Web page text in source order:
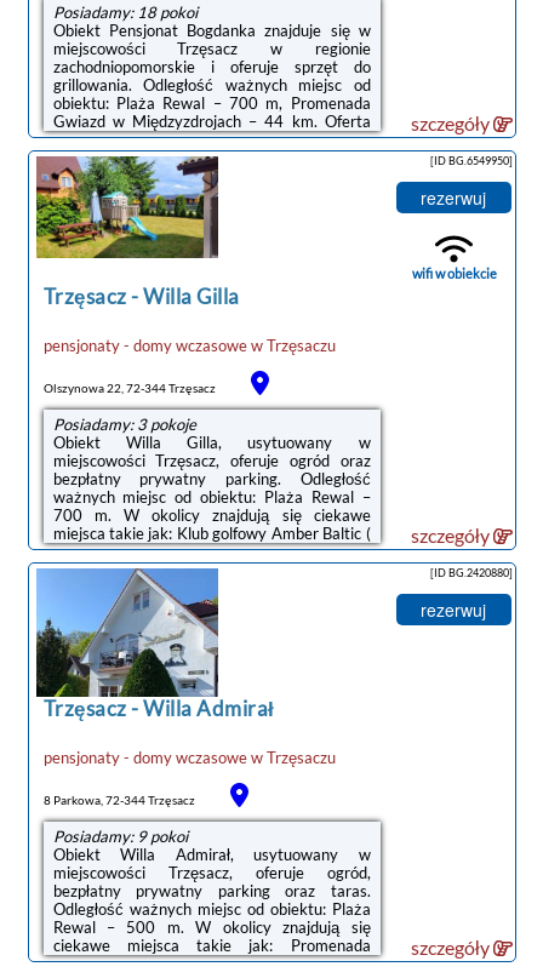
Posiadamy: 18 pokoi
Obiekt Pensjonat Bogdanka znajduje się w
miejscowości Trzęsacz w regionie
zachodniopomorskie i oferuje sprzęt do
grillowania. Odległość ważnych miejsc od
obiektu: Plaża Rewal – 700 m, Promenada
Gwiazd w Międzyzdrojach – 44 km. Oferta
obiektu obejmuje wspólną kuchnię oraz plac
zabaw. Na miejscu dostępny jest taras
słoneczny oraz bezpłatny prywatny parking.
Goście mogą też korzystać z bezpłatnego
WiFi.W każdym pokoju w obiekcie
zapewniono szafę, telewizor z płaskim
ekranem i prywatną łazienkę. W każdej opcji
prywatna łazienka ...
szczegóły
Trzęsacz-Willa Gilla
pensjonaty - domy wczasowewTrzęsaczu
Olszynowa 22, 72-344 Trzęsacz
Posiadamy: 3 pokoje
Obiekt Willa Gilla, usytuowany w
miejscowości Trzęsacz, oferuje ogród oraz
bezpłatny prywatny parking. Odległość
ważnych miejsc od obiektu: Plaża Rewal –
700 m. W okolicy znajdują się ciekawe
miejsca takie jak: Klub golfowy Amber Baltic (
31 km), Punkt widokowy Gosań ( 40 km),
Punkt widokowy Kawcza ( 42 km). Na
miejscu zapewniono bezpłatne Wi-Fi we
wszystkich pomieszczeniach. Odległość
ważnych miejsc od obiektu: Promenada
Gwiazd w Międzyzdrojach – 43 km.W
każdym pokoju w obiekcie zapewniono szafę,
telewizor z płaskim ekranem i prywatną
łazienkę. Prywatna łazienka wyposażona ...
[ID BG.6549950]
rezerwuj
wifi w obiekcie
szczegóły
Trzęsacz-Willa Admirał
pensjonaty - domy wczasowewTrzęsaczu
8 Parkowa, 72-344 Trzęsacz
Posiadamy: 9 pokoi
Obiekt Willa Admirał, usytuowany w
miejscowości Trzęsacz, oferuje ogród,
bezpłatny prywatny parking oraz taras.
Odległość ważnych miejsc od obiektu: Plaża
Rewal – 500 m. W okolicy znajdują się
ciekawe miejsca takie jak: Promenada
Gwiazd w Międzyzdrojach ( 43 km), Klub
[ID BG.2420880]
rezerwuj
szczegóły